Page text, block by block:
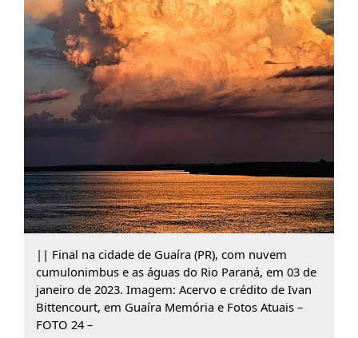
|| Final na cidade de Guaíra (PR), com nuvem
cumulonimbus e as águas do Rio Paraná, em 03 de
janeiro de 2023. Imagem: Acervo e crédito de Ivan
Bittencourt, em Guaíra Memória e Fotos Atuais –
FOTO 24 –